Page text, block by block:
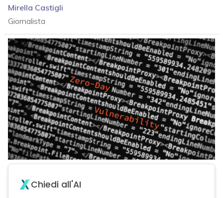
Mirella Castigli
Giornalista
Chiedi all'AI